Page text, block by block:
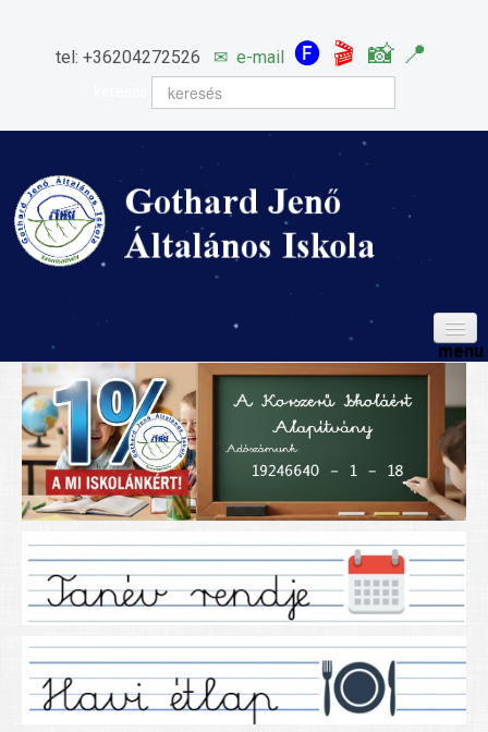
tel: +36204272526 ✉ e-mail 🅕 🎬 📸 📍
HÍREINK
ISKOLÁNK
Igazgatói köszöntő
Iskolánkról
Ez a tanévünk
Tanáraink
Tanéveink
Régebbi tanéveink
2021/2022 tanév
2012/2013. tanév